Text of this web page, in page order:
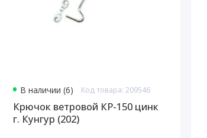
В наличии (6) Код товара: 209546
Крючок ветровой КР-150 цинк
г. Кунгур (202)